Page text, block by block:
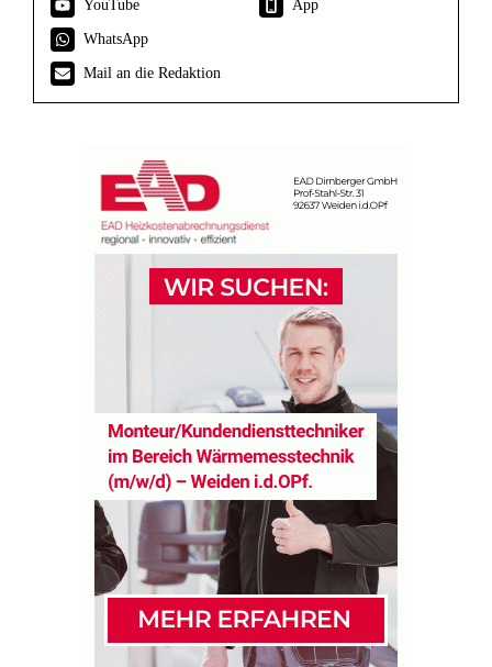
YouTube
App
WhatsApp
Mail an die Redaktion